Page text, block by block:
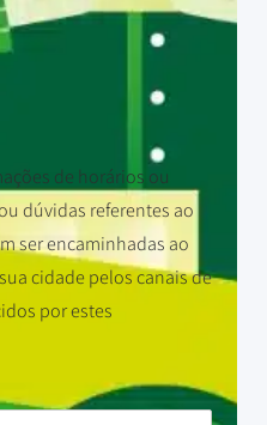
de horários ou
dúvidas referentes ao
ser encaminhadas ao
cidade pelos canais de
por estes